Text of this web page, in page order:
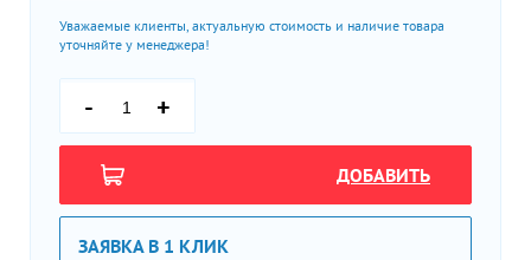
Уважаемые клиенты, актуальную стоимость и наличие товара
уточняйте у менеджера!
- +
ДОБАВИТЬ
ЗАЯВКА В 1 КЛИК